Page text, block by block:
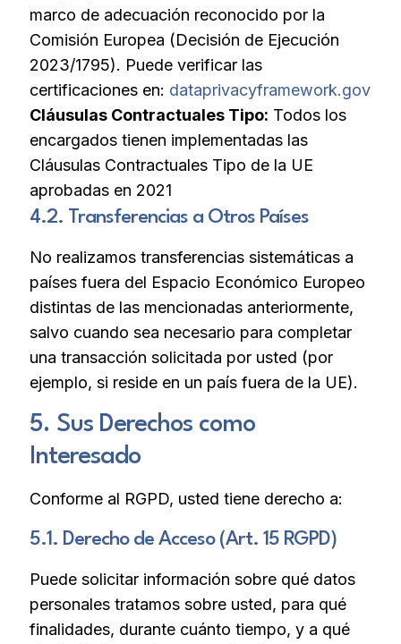
marco de adecuación reconocido por la
Comisión Europea (Decisión de Ejecución
2023/1795). Puede verificar las
certificaciones en: dataprivacyframework.gov
Cláusulas Contractuales Tipo: Todos los
encargados tienen implementadas las
Cláusulas Contractuales Tipo de la UE
aprobadas en 2021
4.2. Transferencias a Otros Países
No realizamos transferencias sistemáticas a
países fuera del Espacio Económico Europeo
distintas de las mencionadas anteriormente,
salvo cuando sea necesario para completar
una transacción solicitada por usted (por
ejemplo, si reside en un país fuera de la UE).
5. Sus Derechos como
Interesado
Conforme al RGPD, usted tiene derecho a:
5.1. Derecho de Acceso (Art. 15 RGPD)
Puede solicitar información sobre qué datos
personales tratamos sobre usted, para qué
finalidades, durante cuánto tiempo, y a qué